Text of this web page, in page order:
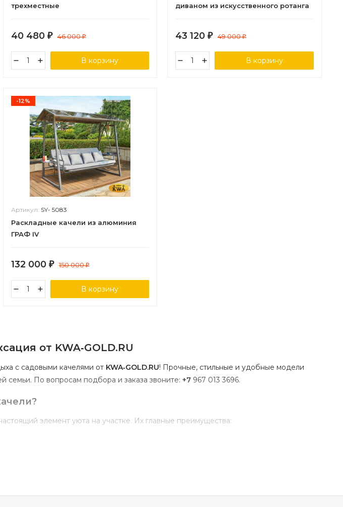
трехместные
40 480 ₽ 46 000₽
В корзину
диваном из искусственного ротанга
43 120₽ 49 000₽
В корзину
-12%
Артикул: SY- 5083
Раскладные качели из алюминия
ГРАФ IV
132 000 ₽ 150 000₽
В корзину
от KWA‑GOLD.RU
с садовыми качелями от KWA‑GOLD.RU! Прочные, стильные и удобные модели
семьи. По вопросам подбора и заказа звоните: +7 967 013 3696.
элемент уюта на участке. Их главные преимущества:
нагрузкудо300кг;